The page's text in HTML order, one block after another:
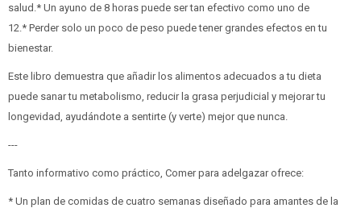
salud.* Un ayuno de 8 horas puede ser tan efectivo como uno de
12.* Perder solo un poco de peso puede tener grandes efectos en tu
bienestar.
Este libro demuestra que añadir los alimentos adecuados a tu dieta
puede sanar tu metabolismo, reducir la grasa perjudicial y mejorar tu
longevidad, ayudándote a sentirte (y verte) mejor que nunca.
---
Tanto informativo como práctico, Comer para adelgazar ofrece:
* Un plan de comidas de cuatro semanas diseñado para amantes de la